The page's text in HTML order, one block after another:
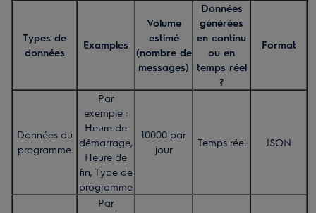
Types de
données
Examples
Volume
estimé
(nombre de
messages)
Données
générées
en continu
ou en
temps réel
?
Format
Données du
programme
Par
exemple :
Heure de
démarrage,
Heure de
fin, Type de
programme
10000 par
jour
Temps réel JSON
Par